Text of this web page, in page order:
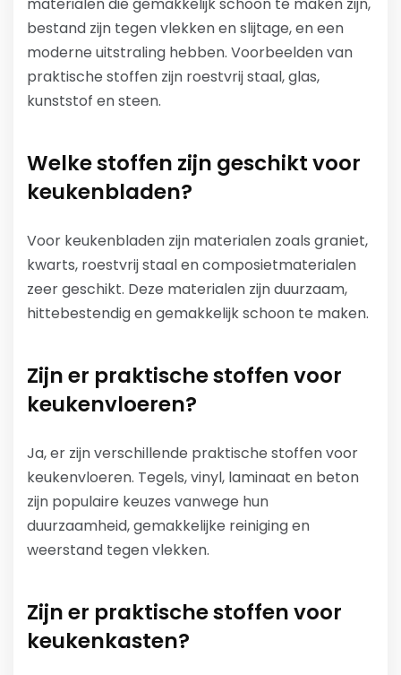
bestand zijn tegen vlekken en slijtage, en een
moderne uitstraling hebben. Voorbeelden van
praktische stoffen zijn roestvrij staal, glas,
kunststof en steen.
Welke stoffen zijn geschikt voor
keukenbladen?
Voor keukenbladen zijn materialen zoals graniet,
kwarts, roestvrij staal en composietmaterialen
zeer geschikt. Deze materialen zijn duurzaam,
hittebestendig en gemakkelijk schoon te maken.
Zijn er praktische stoffen voor
keukenvloeren?
Ja, er zijn verschillende praktische stoffen voor
keukenvloeren. Tegels, vinyl, laminaat en beton
zijn populaire keuzes vanwege hun
duurzaamheid, gemakkelijke reiniging en
weerstand tegen vlekken.
Zijn er praktische stoffen voor
keukenkasten?